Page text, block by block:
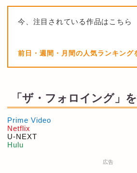
今、注目されている作品はこちら
前日・週間・月間の人気ランキング
「ザ・フォロイング」
Prime Video
Netflix
U-NEXT
Hulu
広告